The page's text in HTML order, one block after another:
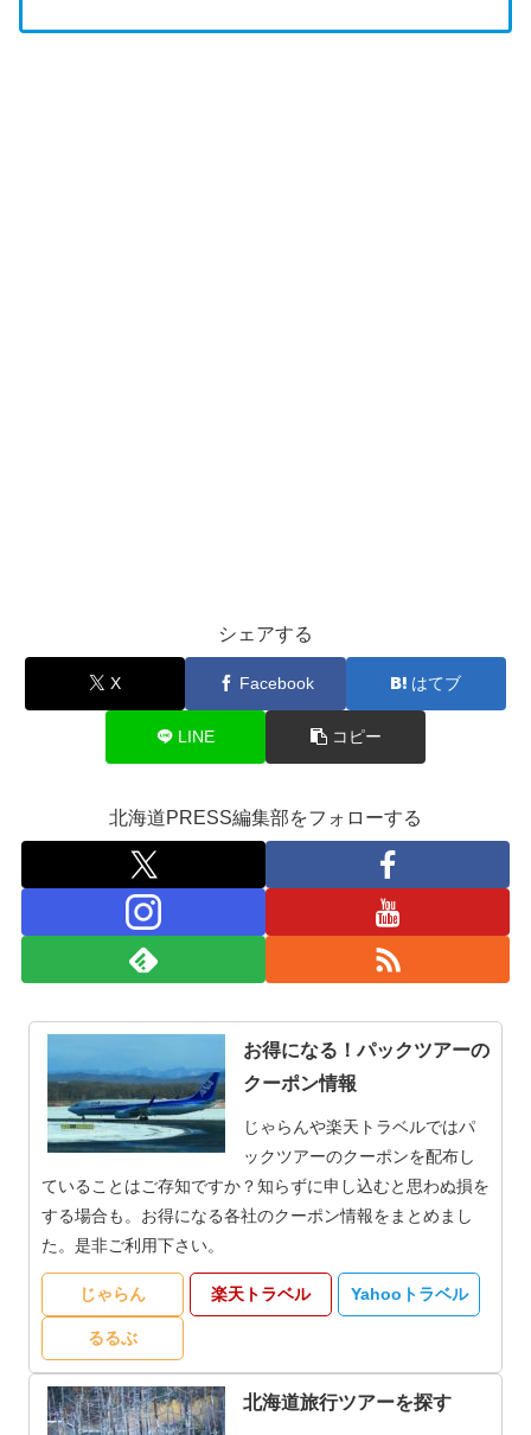
シェアする
X Facebook はてブ
LINE コピー
北海道PRESS編集部をフォローする
お得になる！パックツアーの
クーポン情報
じゃらんや楽天トラベルではパ
ックツアーのクーポンを配布し
ていることはご存知ですか？知らずに申し込むと思わぬ損を
する場合も。お得になる各社のクーポン情報をまとめまし
た。是非ご利用下さい。
じゃらん 楽天トラベル Yahooトラベル
るるぶ
北海道旅行ツアーを探す